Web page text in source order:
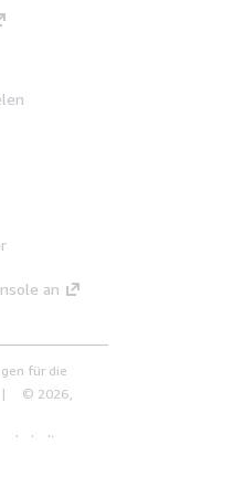
an
für die
© 2026,